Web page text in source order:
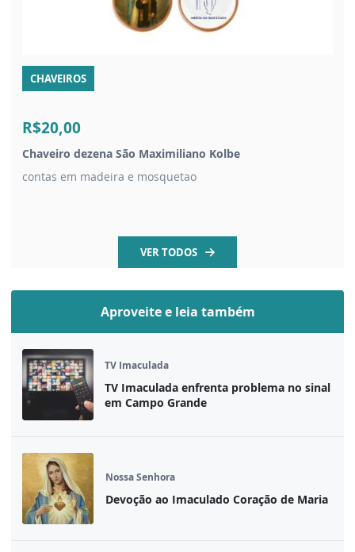
CHAVEIROS
R$20,00
Chaveiro dezena São Maximiliano Kolbe
contas em madeira e mosquetao
VER TODOS
Aproveite e leia também
TV Imaculada
TV Imaculada enfrenta problema no sinal
em Campo Grande
Nossa Senhora
Devoção ao Imaculado Coração de Maria